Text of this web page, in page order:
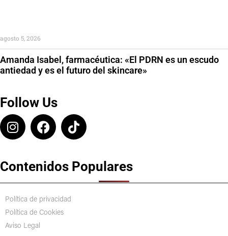
Amanda Isabel, farmacéutica: «El PDRN es un escudo
antiedad y es el futuro del skincare»
agosto 5, 2026
Follow Us
Contenidos Populares
Política de privacidad
Política de Cookies
Aviso Legal